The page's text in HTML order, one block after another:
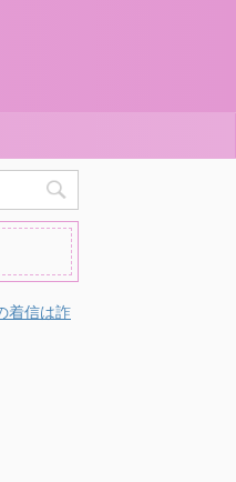
着信は詐